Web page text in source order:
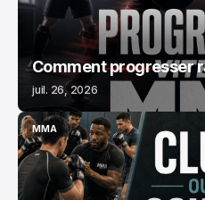
Comment progresser
juil. 26, 2026
MMA
MMA